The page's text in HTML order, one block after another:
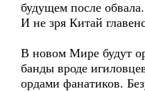
будущем после обвала.
И не зря Китай
В новом Мире будут
банды вроде
ордами фанатиков.